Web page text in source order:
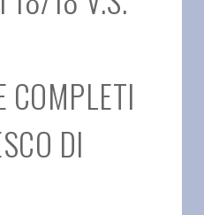
COMPLETI
DI